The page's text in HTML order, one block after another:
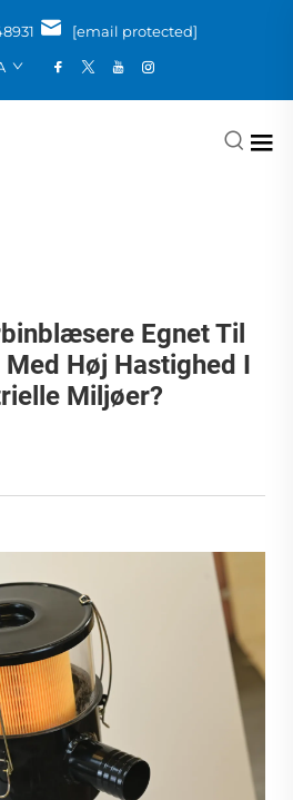
[email protected]
Egnet Til
Høj Hastighed I
Miljøer?